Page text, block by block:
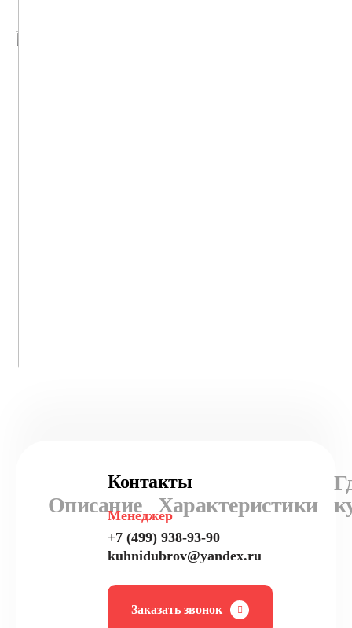
Описание Характеристики
Контакты
Менеджер
+7 (499) 938-93-90
kuhnidubrov@yandex.ru
Заказать звонок